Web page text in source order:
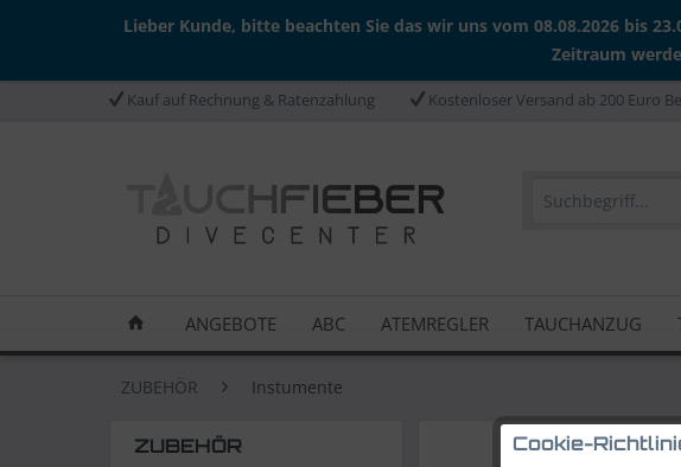
Lieber Kunde, bitte beachten Sie das wir uns vom 08.08.2026 bis
Zeitraum
Kauf auf Rechnung & Ratenzahlung Kostenloser Versand ab 200 Euro
ANGEBOTE ABC ATEMREGLER TAUCHANZUG
ZUBEHÖR Instumente
ZUBEHÖR Cookie-